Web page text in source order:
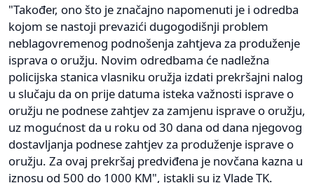
"Također, ono što je značajno napomenuti je i odredba
kojom se nastoji prevazići dugogodišnji problem
neblagovremenog podnošenja zahtjeva za produženje
isprava o oružju. Novim odredbama će nadležna
policijska stanica vlasniku oružja izdati prekršajni nalog
u slučaju da on prije datuma isteka važnosti isprave o
oružju ne podnese zahtjev za zamjenu isprave o oružju,
uz mogućnost da u roku od 30 dana od dana njegovog
dostavljanja podnese zahtjev za produženje isprave o
oružju. Za ovaj prekršaj predviđena je novčana kazna u
iznosu od 500 do 1000 KM", istakli su iz Vlade TK.